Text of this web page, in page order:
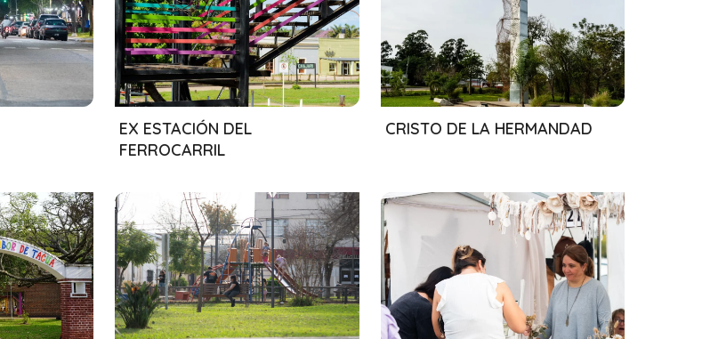
01/08/2024
EX ESTACIÓN DEL
FERROCARRIL
01/08/2024
CRISTO DE LA HERMANDAD